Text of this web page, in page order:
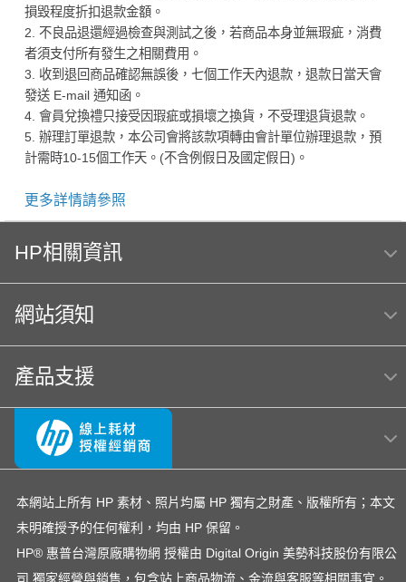
損毀程度折扣退款金額。
2. 不良品退還經過檢查與測試之後，若商品本身並無瑕疵，消費
者須支付所有發生之相關費用。
3. 收到退回商品確認無誤後，七個工作天內退款，退款日當天會
發送 E-mail 通知函。
4. 會員兌換禮只接受因瑕疵或損壞之換貨，不受理退貨退款。
5. 辦理訂單退款，本公司會將該款項轉由會計單位辦理退款，預
計需時10-15個工作天。(不含例假日及國定假日)。
更多詳情請參照
HP相關資訊
網站須知
產品支援
本網站上所有 HP 素材、照片均屬 HP 獨有之財產、版權所有；本文
未明確授予的任何權利，均由 HP 保留。
HP® 惠普台灣原廠購物網 授權由 Digital Origin 美勢科技股份有限公
司 獨家經營與銷售，包含站上商品物流、金流與客服等相關事宜。